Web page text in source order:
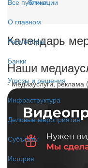
Все публикации
О главном
Регуляторы
Банки
Угрозы и решения
Инфраструктура
Деловые мероприятия
Субъекты
История
Больше...
Календарь
Наши
- Медиауслуги, реклама